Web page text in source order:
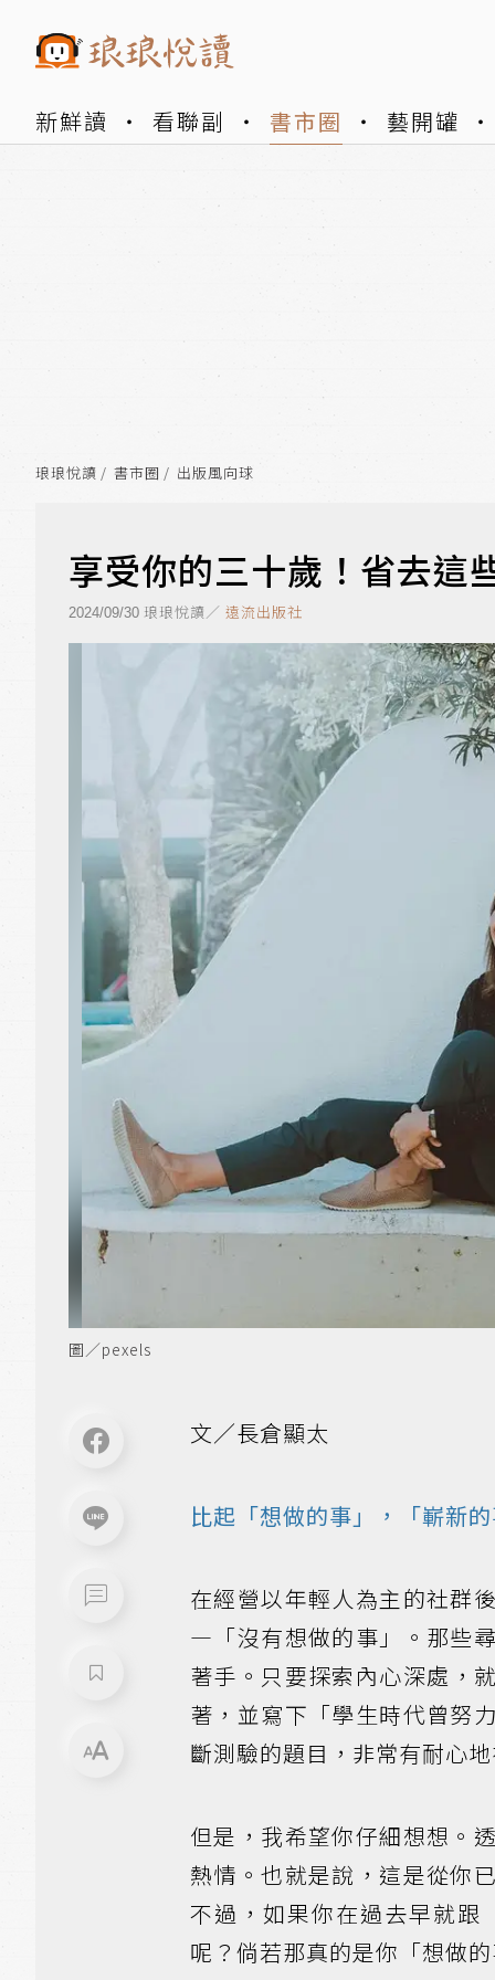
新鮮讀 看聯副 書市圈 藝開罐
琅琅悅讀 書市圈 出版風向球
享受你的三十歲！省去這
2024/09/30 琅琅悅讀／ 遠流出版社
圖／pexels
文／長倉顯太
比起「想做的事」，「嶄新
在經營以年輕人為主的社群
―「沒有想做的事」。那些
著手。只要探索內心深處，
著，並寫下「學生時代曾努
斷測驗的題目，非常有耐心
但是，我希望你仔細想想。
熱情。也就是說，這是從你
不過，如果你在過去早就跟
呢？倘若那真的是你「想做